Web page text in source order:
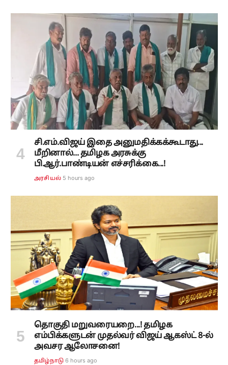
சி.எம்.விஜய் இதை அனுமதிக்கக்கூடாது...
மீறினால்... தமிழக அரசுக்கு
பி.ஆர்.பாண்டியன் எச்சரிக்கை...!
அரசியல் 5 hours ago
தொகுதி மறுவரையறை...! தமிழக
எம்பிக்களுடன் முதல்வர் விஜய் ஆகஸ்ட் 8-ல்
அவசர ஆலோசனை!
தமிழ்நாடு 6 hours ago